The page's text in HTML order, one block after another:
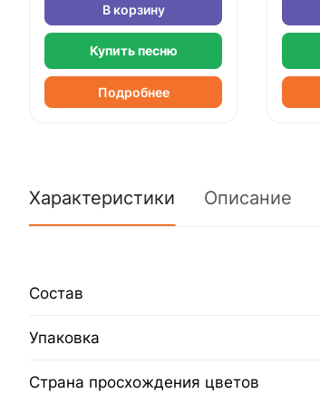
В корзину
Купить песню
Подробнее
Характеристики Описание
Состав
Упаковка
Страна просхождения цветов